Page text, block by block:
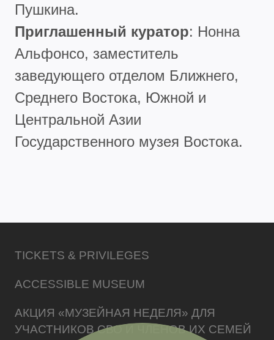
Пушкина.
Приглашенный куратор: Нонна
Альфонсо, заместитель
заведующего отделом Ближнего,
Среднего Востока, Южной и
Центральной Азии
Государственного музея Востока.
TICKETS & PRIVILEGES
ACCESSIBLE MUSEUM
АКЦИЯ «МУЗЕЙНАЯ НЕДЕЛЯ» ДЛЯ
УЧАСТНИКОВ СВО И ЧЛЕНОВ ИХ СЕМЕЙ